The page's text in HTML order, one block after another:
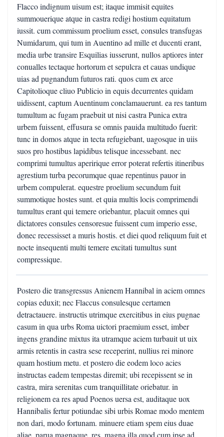
Flacco indignum uisum est; itaque immisit equites
summouerique atque in castra redigi hostium equitatum
iussit. cum commissum proelium esset, consules transfugas
Numidarum, qui tum in Auentino ad mille et ducenti erant,
media urbe transire Esquilias iusserunt, nullos aptiores inter
conualles tectaque hortorum et sepulcra et cauas undique
uias ad pugnandum futuros rati. quos cum ex arce
Capitolioque cliuo Publicio in equis decurrentes quidam
uidissent, captum Auentinum conclamauerunt. ea res tantum
tumultum ac fugam praebuit ut nisi castra Punica extra
urbem fuissent, effusura se omnis pauida multitudo fuerit:
tunc in domos atque in tecta refugiebant, uagosque in uiis
suos pro hostibus lapidibus telisque incessebant. nec
comprimi tumultus aperirique error poterat refertis itineribus
agrestium turba pecorumque quae repentinus pauor in
urbem compulerat. equestre proelium secundum fuit
summotique hostes sunt. et quia multis locis comprimendi
tumultus erant qui temere oriebantur, placuit omnes qui
dictatores consules censoresue fuissent cum imperio esse,
donec recessisset a muris hostis. et diei quod reliquum fuit et
nocte insequenti multi temere excitati tumultus sunt
compressique.
Postero die transgressus Anienem Hannibal in aciem omnes
copias eduxit; nec Flaccus consulesque certamen
detractauere. instructis utrimque exercitibus in eius pugnae
casum in qua urbs Roma uictori praemium esset, imber
ingens grandine mixtus ita utramque aciem turbauit ut uix
armis retentis in castra sese receperint, nullius rei minore
quam hostium metu. et postero die eodem loco acies
instructas eadem tempestas diremit; ubi recepissent se in
castra, mira serenitas cum tranquillitate oriebatur. in
religionem ea res apud Poenos uersa est, auditaque uox
Hannibalis fertur potiundae sibi urbis Romae modo mentem
non dari, modo fortunam. minuere etiam spem eius duae
aliae, parua magnaque, res, magna illa quod cum ipse ad